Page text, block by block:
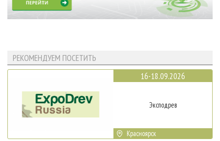
РЕКОМЕНДУЕМ ПОСЕТИТЬ
16-18.09.2026
Эксподрев
Красноярск